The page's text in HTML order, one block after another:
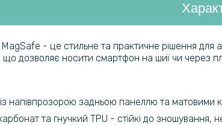
- це стильне та практичне рішення для
дозволяє носити смартфон на шиї чи через
напівпрозорою задньою панеллю та матовими
та гнучкий TPU - стійкі до зношування,